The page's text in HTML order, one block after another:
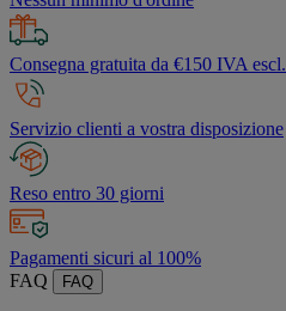
Consegna gratuita da €150 IVA escl.
Servizio clienti a vostra disposizione
Reso entro 30 giorni
Pagamenti sicuri al 100%
FAQ
FAQ